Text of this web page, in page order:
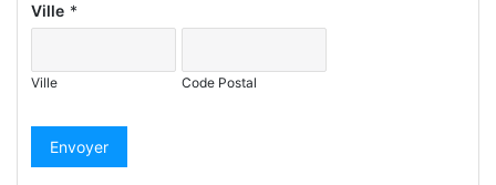
Ville *
Ville Code Postal
Envoyer